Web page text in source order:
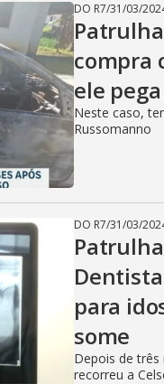
DO R7/31/03/
compra
ele
Neste caso,
Russomanno
DO R7/31/03/
para
some
Depois de
recorreu a